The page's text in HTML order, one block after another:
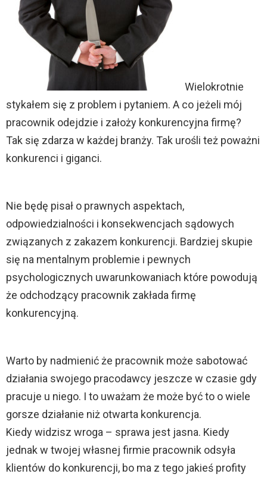
l
i
k
ó
ź
w
i
ę
k
o
w
c
h
Wielokrotnie
stykałem się z problem i pytaniem. A co jeżeli mój
pracownik odejdzie i założy konkurencyjna firmę?
Tak się zdarza w każdej branży. Tak urośli też poważni
konkurenci i giganci.
Nie będę pisał o prawnych aspektach,
odpowiedzialności i konsekwencjach sądowych
związanych z zakazem konkurencji. Bardziej skupie
się na mentalnym problemie i pewnych
psychologicznych uwarunkowaniach które powodują
że odchodzący pracownik zakłada firmę
konkurencyjną.
Warto by nadmienić że pracownik może sabotować
działania swojego pracodawcy jeszcze w czasie gdy
pracuje u niego. I to uważam że może być to o wiele
gorsze działanie niż otwarta konkurencja.
Kiedy widzisz wroga – sprawa jest jasna. Kiedy
jednak w twojej własnej firmie pracownik odsyła
klientów do konkurencji, bo ma z tego jakieś profity